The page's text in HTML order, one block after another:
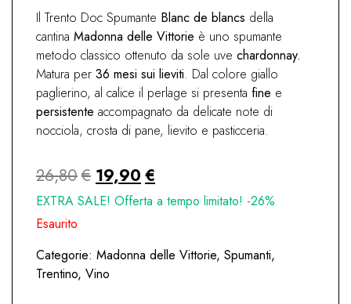
Il Trento Doc Spumante Blanc de blancs della
cantina Madonna delle Vittorie è uno spumante
metodo classico ottenuto da sole uve chardonnay.
Matura per 36 mesi sui lieviti. Dal colore giallo
paglierino, al calice il perlage si presenta fine e
persistente accompagnato da delicate note di
nocciola, crosta di pane, lievito e pasticceria.
26,80€ Il
prezzo
era:
26,80€.
19,90 €
prezzo
è:
EXTRA SALE! Offerta a tempo limitato! -26%
Esaurito
Categorie: Madonna delle Vittorie, Spumanti,
Trentino, Vino